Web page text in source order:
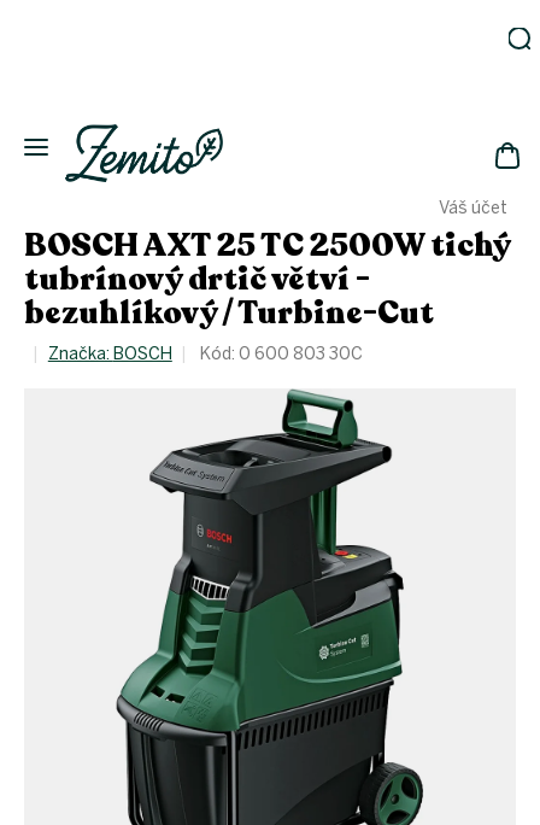
Váš účet
Eko
domácnost
Kosmetika
Eko
láhve
Akce
Zachraň
BOSCH AXT 25 TC 2500W tichý
tubrínový drtič větví -
bezuhlíkový / Turbine-Cut
Značka: BOSCH Kód: 0 600 803 30C